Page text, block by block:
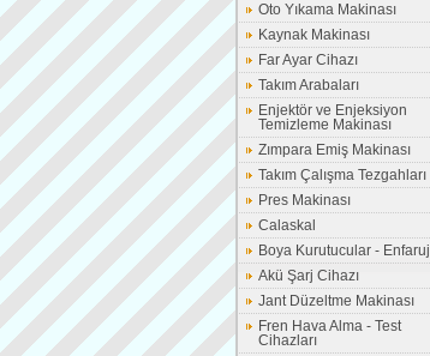
Oto Yıkama Makinası
Kaynak Makinası
Far Ayar Cihazı
Takım Arabaları
Enjektör ve Enjeksiyon
Temizleme Makinası
Zımpara Emiş Makinası
Takım Çalışma Tezgahları
Pres Makinası
Calaskal
Boya Kurutucular - Enfaruj
Akü Şarj Cihazı
Jant Düzeltme Makinası
Fren Hava Alma - Test
Cihazları